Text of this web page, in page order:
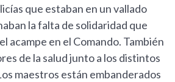
que estaban en un vallado
la falta de solidaridad que
acampe en el Comando. También
de la salud junto a los distintos
maestros están embanderados